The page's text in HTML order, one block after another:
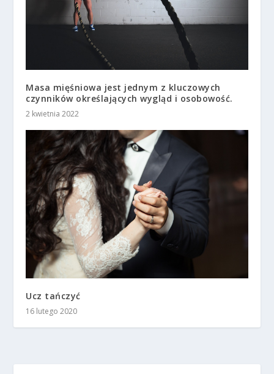
Masa mięśniowa jest jednym z kluczowych
czynników określających wygląd i osobowość.
2 kwietnia 2022
Ucz tańczyć
16 lutego 2020